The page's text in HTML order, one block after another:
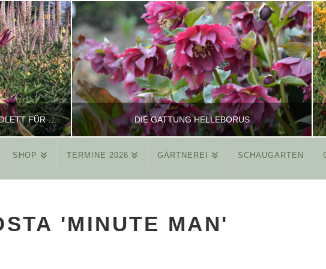
TAGLILIEN NEU ENTDECKT: ROSA & VIOLETT FÜR ROMANTISCHE PFLANZKOMBINATIONEN DIE GATTUNG HELLEBORUS
REINHARD
MÄRZ 26, 2015
SHOP TERMINE 2026 GÄRTNEREI SCHAUGARTEN
'MINUTE MAN'